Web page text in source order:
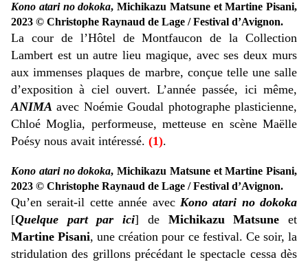
Kono atari no dokoka, Michikazu Matsune et Martine Pisani,
2023 © Christophe Raynaud de Lage / Festival d’Avignon.
La cour de l’Hôtel de Montfaucon de la Collection
Lambert est un autre lieu magique, avec ses deux murs
aux immenses plaques de marbre, conçue telle une salle
d’exposition à ciel ouvert. L’année passée, ici même,
ANIMA avec Noémie Goudal photographe plasticienne,
Chloé Moglia, performeuse, metteuse en scène Maëlle
Poésy nous avait intéressé. (1).
Kono atari no dokoka, Michikazu Matsune et Martine Pisani,
2023 © Christophe Raynaud de Lage / Festival d’Avignon.
Qu’en serait-il cette année avec Kono atari no dokoka
[Quelque part par ici] de Michikazu Matsuneet
Martine Pisani, une création pour ce festival. Ce soir, la
stridulation des grillons précédant le spectacle cessa dès